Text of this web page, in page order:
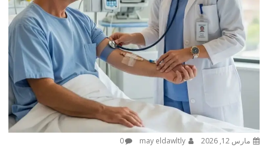
مارس 12, 2026 may eldawltly
0